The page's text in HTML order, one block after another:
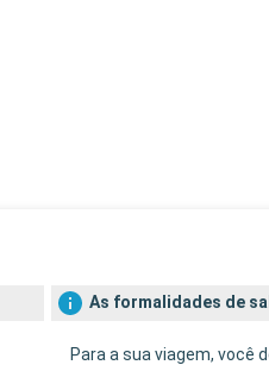
As formalidades de
Para a sua viagem, você